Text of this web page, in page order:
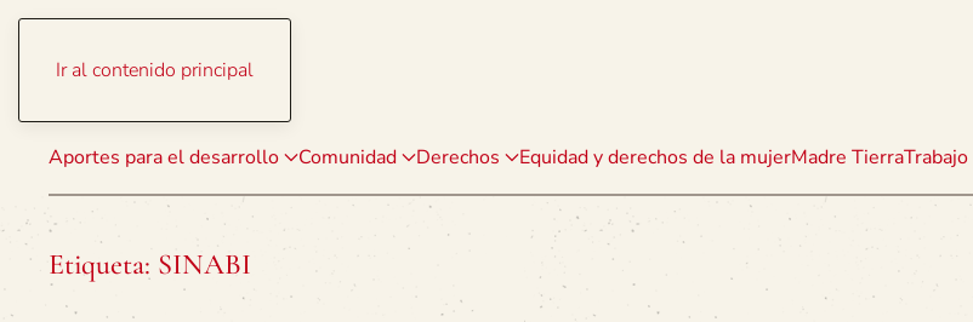
Ir al contenido principal
Aportes para el desarrollo Comunidad Derechos Equidad y derechos de la mujerMadre TierraTrabajo
Etiqueta: SINABI